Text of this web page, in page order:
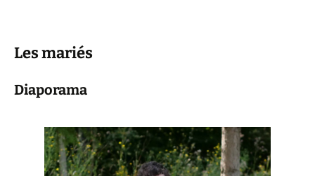
Les mariés
Diaporama